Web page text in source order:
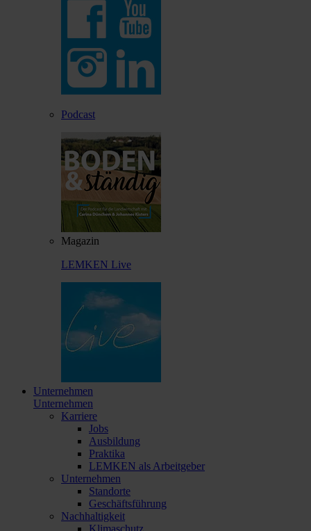
Podcast
Magazin
LEMKEN Live
Unternehmen
Unternehmen
Karriere
Jobs
Ausbildung
Praktika
LEMKEN als Arbeitgeber
Unternehmen
Standorte
Geschäftsführung
Nachhaltigkeit
Klimaschutz